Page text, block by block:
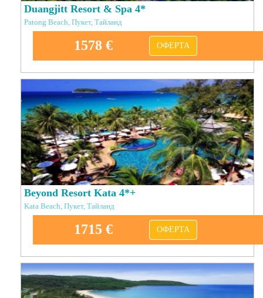
Duangjitt Resort & Spa 4*
Patong Beach, Пукет, Тайланд
1578 € ОФЕРТА
Beyond Resort Kata 4*+
Kata Beach, Пукет, Тайланд
1715 € ОФЕРТА